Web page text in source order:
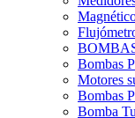
Bombas
Motores
Bombas
Bomba